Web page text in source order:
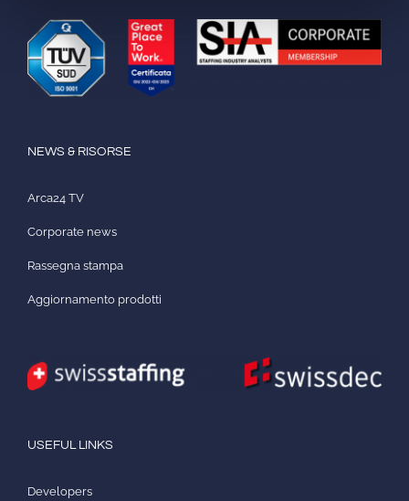
NEWS & RISORSE
Arca24 TV
Corporate news
Rassegna stampa
Aggiornamento prodotti
USEFUL LINKS
Developers